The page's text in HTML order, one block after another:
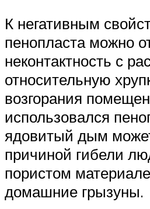
К негативным
пенопласта можно
неконтактность с
относительную
возгорания
использовался
ядовитый дым
причиной гибели
пористом
домашние грызуны.